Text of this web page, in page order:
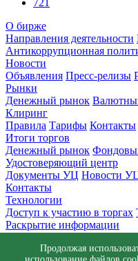
721
О бирже
Направления деятельности
Антикоррупционная
Новости
Объявления Пресс-релизы
Рынки
Денежный рынок
Клиринг
Правила Тарифы Контакты
Итоги торгов
Денежный рынок
Удостоверяющий центр
Документы УЦ Новости
Контакты
Технологии
Доступ к участию в торгах
Раскрытие информации
Обращения Заявка в
Продолжая